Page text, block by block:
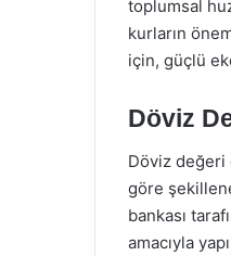
toplumsal
kurların
için, güçlü
Döviz
Döviz değeri
göre
bankası
amacıyla